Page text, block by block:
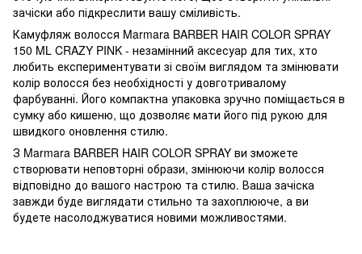
зачіски або підкреслити вашу сміливість.
Камуфляж волосся Marmara BARBER HAIR COLOR SPRAY
150 ML CRAZY PINK - незамінний аксесуар для тих, хто
любить експериментувати зі своїм виглядом та змінювати
колір волосся без необхідності у довготривалому
фарбуванні. Його компактна упаковка зручно поміщається в
сумку або кишеню, що дозволяє мати його під рукою для
швидкого оновлення стилю.
З Marmara BARBER HAIR COLOR SPRAY ви зможете
створювати неповторні образи, змінюючи колір волосся
відповідно до вашого настрою та стилю. Ваша зачіска
завжди буде виглядати стильно та захоплююче, а ви
будете насолоджуватися новими можливостями.